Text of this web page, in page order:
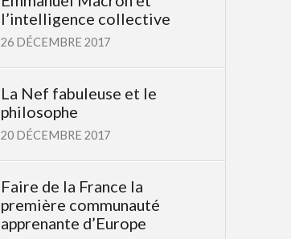
l’intelligence collective
26 DÉCEMBRE 2017
La Nef fabuleuse et le
philosophe
20 DÉCEMBRE 2017
Faire de la France la
première communauté
apprenante d’Europe